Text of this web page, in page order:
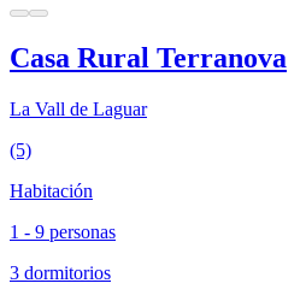
Casa Rural Terranova
La Vall de Laguar
(5)
Habitación
1 - 9 personas
3 dormitorios